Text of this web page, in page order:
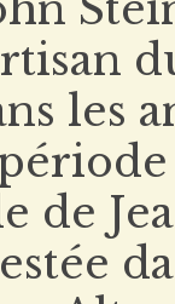
les
de